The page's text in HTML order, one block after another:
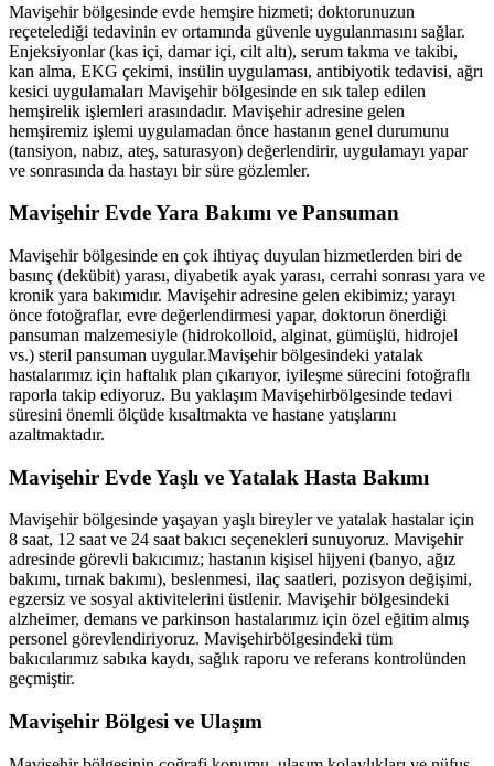
Mavişehirbölgesinde evde hemşire hizmeti; doktorunuzun
reçetelediği tedavinin ev ortamında güvenle uygulanmasını sağlar.
Enjeksiyonlar (kas içi, damar içi, cilt altı), serum takma ve takibi,
kan alma, EKG çekimi, insülin uygulaması, antibiyotik tedavisi, ağrı
kesici uygulamaları Mavişehirbölgesinde en sık talep edilen
hemşirelik işlemleri arasındadır. Mavişehiradresine gelen
hemşiremiz işlemi uygulamadan önce hastanın genel durumunu
(tansiyon, nabız, ateş, saturasyon) değerlendirir, uygulamayı yapar
ve sonrasında da hastayı bir süre gözlemler.
Mavişehir Evde Yara Bakımı ve Pansuman
Mavişehirbölgesinde en çok ihtiyaç duyulan hizmetlerden biri de
basınç (dekübit) yarası, diyabetik ayak yarası, cerrahi sonrası yara ve
kronik yara bakımıdır. Mavişehiradresine gelen ekibimiz; yarayı
önce fotoğraflar, evre değerlendirmesi yapar, doktorun önerdiği
pansuman malzemesiyle (hidrokolloid, alginat, gümüşlü, hidrojel
vs.) steril pansuman uygular.Mavişehirbölgesindeki yatalak
hastalarımız için haftalık plan çıkarıyor, iyileşme sürecini fotoğraflı
raporla takip ediyoruz. Bu yaklaşım Mavişehirbölgesinde tedavi
süresini önemli ölçüde kısaltmakta ve hastane yatışlarını
azaltmaktadır.
Mavişehir Evde Yaşlı ve Yatalak Hasta Bakımı
Mavişehirbölgesinde yaşayan yaşlı bireyler ve yatalak hastalar için
8 saat, 12 saat ve 24 saat bakıcı seçenekleri sunuyoruz. Mavişehir
adresinde görevli bakıcımız; hastanın kişisel hijyeni (banyo, ağız
bakımı, tırnak bakımı), beslenmesi, ilaç saatleri, pozisyon değişimi,
egzersiz ve sosyal aktivitelerini üstlenir. Mavişehirbölgesindeki
alzheimer, demans ve parkinson hastalarımız için özel eğitim almış
personel görevlendiriyoruz. Mavişehirbölgesindeki tüm
bakıcılarımız sabıka kaydı, sağlık raporu ve referans kontrolünden
geçmiştir.
Mavişehir Bölgesi ve Ulaşım